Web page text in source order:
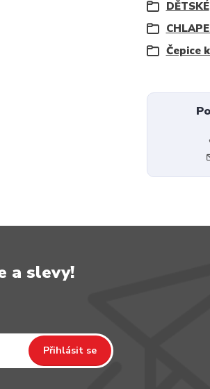
DĚTSKÉ
Čepice
a slevy!
Přihlásit se